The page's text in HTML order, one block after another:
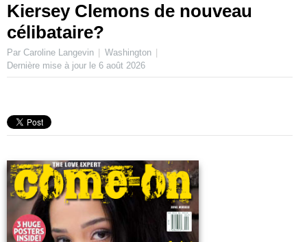
Kiersey Clemons de nouveau
célibataire?
Par Caroline Langevin
Washington
Dernière mise à jour le 6 août 2026